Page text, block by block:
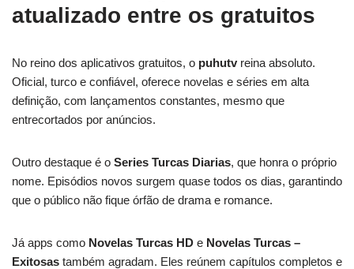
atualizado entre os gratuitos
No reino dos aplicativos gratuitos, o puhutv reina absoluto.
Oficial, turco e confiável, oferece novelas e séries em alta
definição, com lançamentos constantes, mesmo que
entrecortados por anúncios.
Outro destaque é o Series Turcas Diarias, que honra o próprio
nome. Episódios novos surgem quase todos os dias, garantindo
que o público não fique órfão de drama e romance.
Já apps como Novelas Turcas HD e Novelas Turcas –
Exitosas também agradam. Eles reúnem capítulos completos e